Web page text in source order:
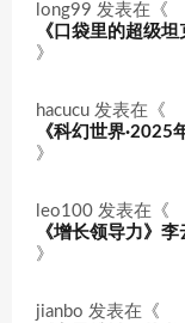
long99 发表在《
《口袋里的超级
》
hacucu 发表在《
《科幻世界·2025
》
leo100 发表在《
《增长领导力》李
》
jianbo 发表在《